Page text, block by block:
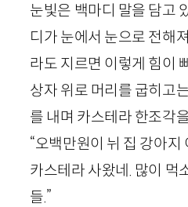
눈빛은 백마디 말을 담고
디가 눈에서 눈으로 전해
라도 지르면 이렇게 힘이
상자 위로 머리를 굽히고
를 내며 카스테라 한조각
“오백만원이 뉘 집 강아지
카스테라 사왔네. 많이 먹
들.”